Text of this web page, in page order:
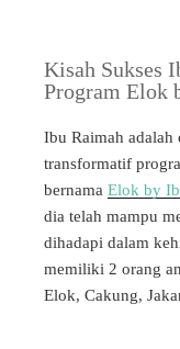
Kisah Sukses
Program Elok
Ibu Raimah adalah
transformatif
bernama Elok by
dia telah mampu
dihadapi dalam
memiliki 2 orang
Elok, Cakung,